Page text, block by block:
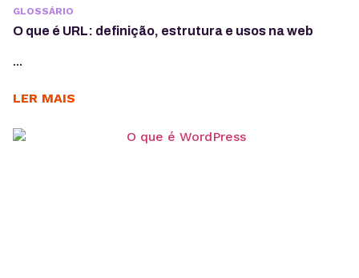
GLOSSÁRIO
O que é URL: definição, estrutura e usos na web
...
LER MAIS